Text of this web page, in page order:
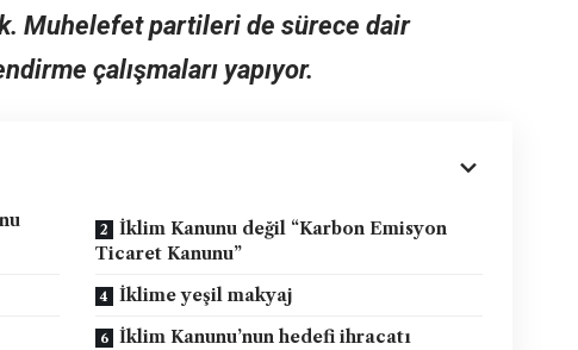
Muhelefet partileri de sürece dair
çalışmaları yapıyor.
İklim Kanunu değil “Karbon Emisyon
Ticaret Kanunu”
İklime yeşil makyaj
İklim Kanunu’nun hedefi ihracatı